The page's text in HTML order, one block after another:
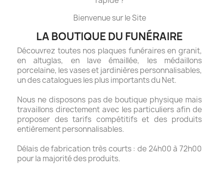
Bienvenue sur le Site
LA BOUTIQUE DU FUNÉRAIRE
Découvrez toutes nos plaques funéraires en granit,
en altuglas, en lave émaillée, les médaillons
porcelaine, les vases et jardinières personnalisables,
un des catalogues les plus importants du Net.
Nous ne disposons pas de boutique physique mais
travaillons directement avec les particuliers afin de
proposer des tarifs compétitifs et des produits
entièrement personnalisables.
Délais de fabrication très courts : de 24h00 à 72h00
pour la majorité des produits.